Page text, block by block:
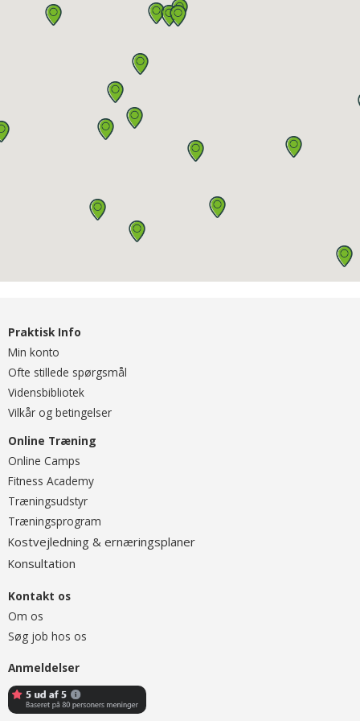
Praktisk Info
Min konto
Ofte stillede spørgsmål
Vidensbibliotek
Vilkår og betingelser
Online Træning
Online Camps
Fitness Academy
Træningsudstyr
Træningsprogram
Kostvejledning & ernæringsplaner
Konsultation
Kontakt os
Om os
Søg job hos os
Anmeldelser